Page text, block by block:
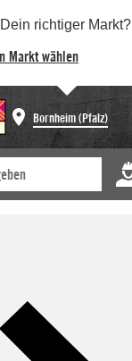
Dein richtiger Markt?
Markt wählen
Bornheim (Pfalz)